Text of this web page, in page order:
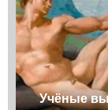
Учёные